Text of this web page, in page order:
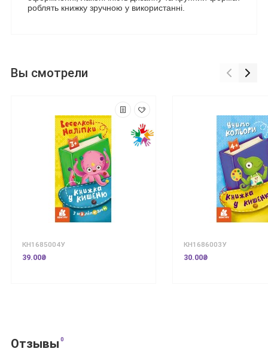
роблять книжку зручною у використанні.
Вы смотрели
КН1685004У
39.00₴
КН1686003У
30.00₴
Отзывы 0